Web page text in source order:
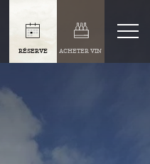
RÉSERVE ACHETER VIN